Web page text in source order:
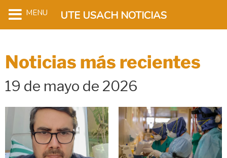
Noticias más recientes
19 de mayo de 2026
MENU UTE USACH NOTICIAS